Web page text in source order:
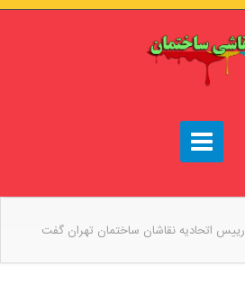
رییس اتحادیه نقاشان ساختمان تهران گفت